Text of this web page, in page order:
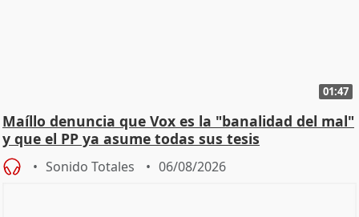
01:47
Maíllo denuncia que Vox es la "banalidad del mal"
y que el PP ya asume todas sus tesis
Sonido Totales 06/08/2026